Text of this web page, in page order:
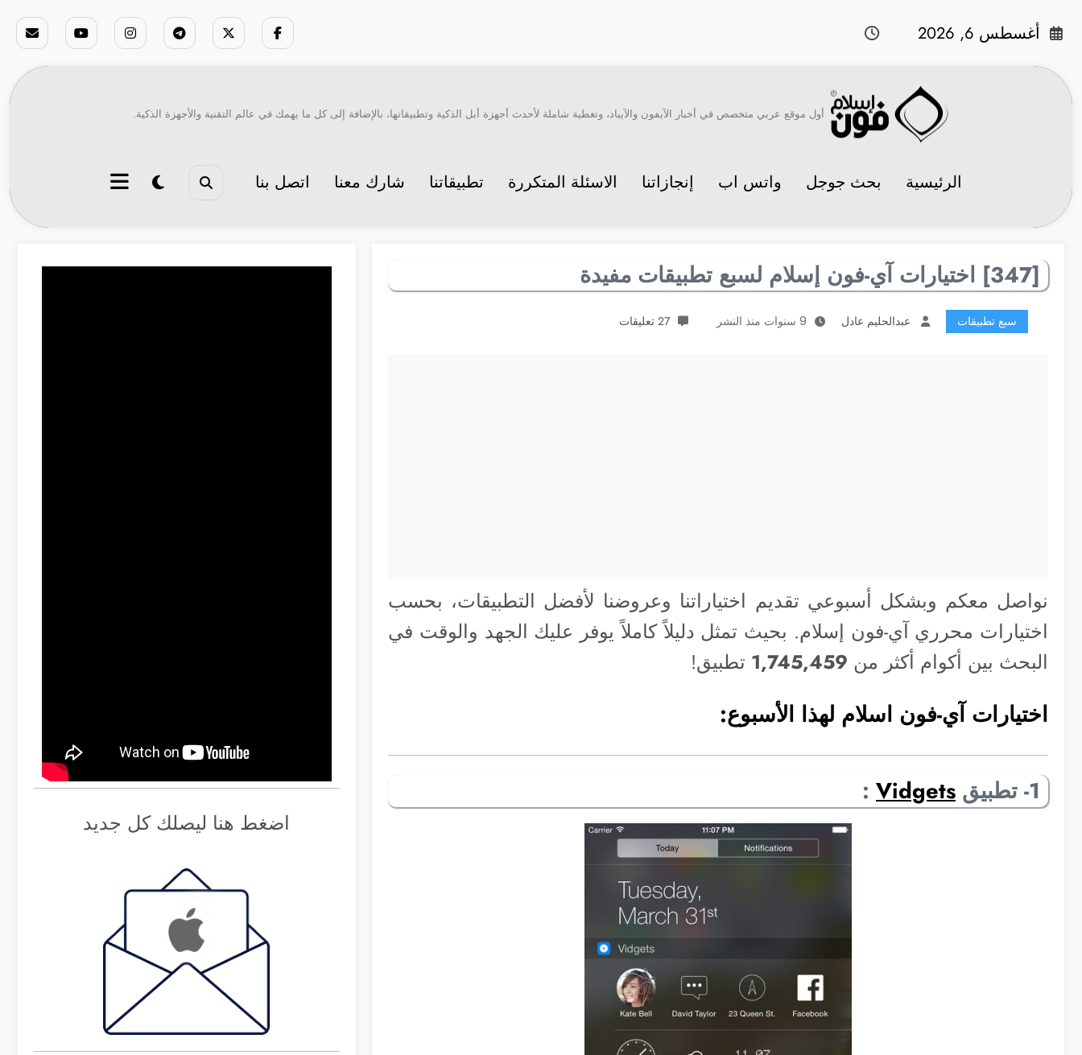
أغسطس 6, 2026
أول موقع عربي متخصص في أخبار الآيفون والآيباد، وتغطية شاملة لأحدث أجهزة أبل الذكية وتطبيقاتها، بالإضافة إلى كل ما يهمك في عالم التقنية والأجهزة الذكية.
الرئيسية بحث جوجل واتس اب إنجازاتنا الاسئلة المتكررة تطبيقاتنا شارك معنا اتصل بنا
[347] اختيارات آي-فون إسلام لسبع تطبيقات مفيدة
سبع تطبيقات عبدالحليم عادل 9 سنوات منذ النشر 27 تعليقات
نواصل معكم وبشكل أسبوعي تقديم اختياراتنا وعروضنا لأفضل التطبيقات، بحسب
اختيارات محرري آي-فون إسلام. بحيث تمثل دليلاً كاملاً يوفر عليك الجهد والوقت في
البحث بين أكوام أكثر من 1,745,459 تطبيق!
اختيارات آي-فون اسلام لهذا الأسبوع:
1- تطبيق Vidgets
:
اضغط هنا ليصلك كل جديد